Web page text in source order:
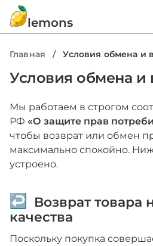
lemons
Главная / Условия обмена и
Условия обмена и
Мы работаем в строгом
РФ «О защите прав
чтобы возврат или обмен
максимально спокойно.
устроено.
Возврат товара
качества
Поскольку покупка